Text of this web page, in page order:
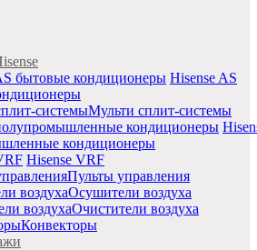
Hisense AS
Мульти сплит-системы
кондиционеры
Hisense VRF
Пульты управления
Осушители воздуха
Очистители воздуха
Конвекторы